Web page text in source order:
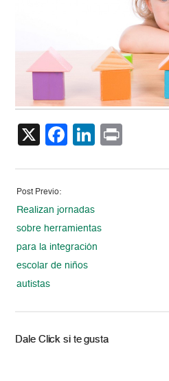
X Facebook
LinkedIn
Post Previo:
Realizan jornadas
sobre herramientas
para la integración
escolar de niños
autistas
Dale Click si te gusta